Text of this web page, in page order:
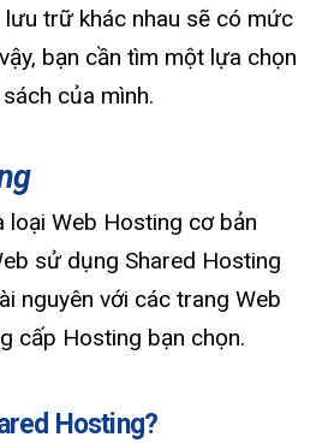
lưu trữ khác nhau sẽ có mức
bạn cần tìm một lựa chọn
của mình.
loại Web Hosting cơ bản
sử dụng Shared Hosting
nguyên với các trang Web
cấp Hosting bạn chọn.
Hosting?